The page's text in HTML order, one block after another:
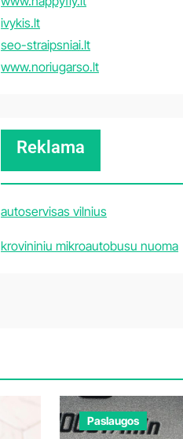
ivykis.lt
seo-straipsniai.lt
www.noriugarso.lt
Reklama
autoservisas vilnius
krovininiu mikroautobusu nuoma
Paslaugos